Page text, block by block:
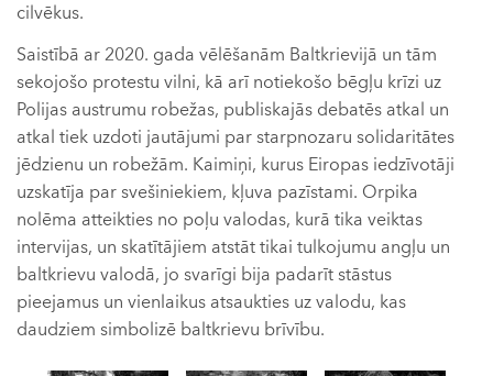
cilvēkus.
Saistībā ar 2020. gada vēlēšanām Baltkrievijā un tām
sekojošo protestu vilni, kā arī notiekošo bēgļu krīzi uz
Polijas austrumu robežas, publiskajās debatēs atkal un
atkal tiek uzdoti jautājumi par starpnozaru solidaritātes
jēdzienu un robežām. Kaimiņi, kurus Eiropas iedzīvotāji
uzskatīja par svešiniekiem, kļuva pazīstami. Orpika
nolēma atteikties no poļu valodas, kurā tika veiktas
intervijas, un skatītājiem atstāt tikai tulkojumu angļu un
baltkrievu valodā, jo svarīgi bija padarīt stāstus
pieejamus un vienlaikus atsaukties uz valodu, kas
daudziem simbolizē baltkrievu brīvību.